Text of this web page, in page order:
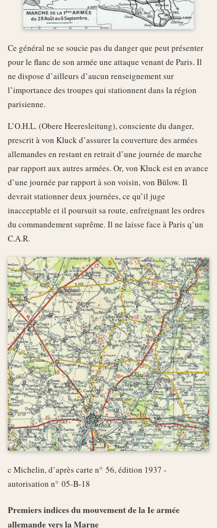
Ce général ne se soucie pas du danger que peut présenter
pour le flanc de son armée une attaque venant de Paris. Il
ne dispose d’ailleurs d’aucun renseignement sur
l’importance des troupes qui stationnent dans la région
parisienne.
L’O.H.L. (Obere Heeresleitung), consciente du danger,
prescrit à von Kluck d’assurer la couverture des armées
allemandes en restant en retrait d’une journée de marche
par rapport aux autres armées. Or, von Kluck est en avance
d’une journée par rapport à son voisin, von Bülow. Il
devrait stationner deux journées, ce qu’il juge
inacceptable et il poursuit sa route, enfreignant les ordres
du commandement suprême. Il ne laisse face à Paris q’un
C.A.R.
c Michelin, d’après carte n° 56, édition 1937 -
autorisation n° 05-B-18
Premiers indices du mouvement de la Ie armée
allemande vers la Marne